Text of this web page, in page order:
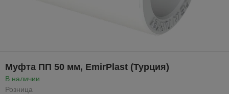
Муфта ПП 50 мм, EmirPlast (Турция)
В наличии
Розница